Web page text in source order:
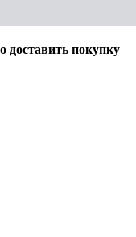
доставить покупку